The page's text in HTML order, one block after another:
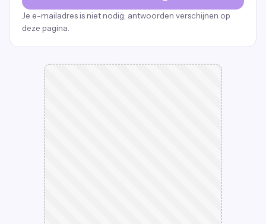
Je e-mailadres is niet nodig; antwoorden verschijnen op
deze pagina.